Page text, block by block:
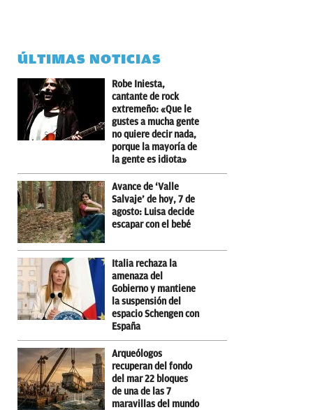
ÚLTIMAS NOTICIAS
Robe Iniesta,
cantante de rock
extremeño: «Que le
gustes a mucha gente
no quiere decir nada,
porque la mayoría de
la gente es idiota»
Avance de ‘Valle
Salvaje’ de hoy, 7 de
agosto: Luisa decide
escapar con el bebé
Italia rechaza la
amenaza del
Gobierno y mantiene
la suspensión del
espacio Schengen con
España
Arqueólogos
recuperan del fondo
del mar 22 bloques
de una de las 7
maravillas del mundo